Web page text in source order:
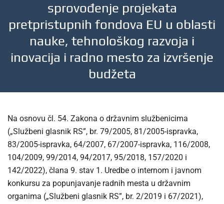
sprovođenje projekata
pretpristupnih fondova EU u oblasti
nauke, tehnološkog razvoja i
inovacija i radno mesto za izvršenje
budžeta
Na osnovu čl. 54. Zakona o državnim službenicima
(„Službeni glasnik RS”, br. 79/2005, 81/2005-ispravka,
83/2005-ispravka, 64/2007, 67/2007-ispravka, 116/2008,
104/2009, 99/2014, 94/2017, 95/2018, 157/2020 i
142/2022), člana 9. stav 1. Uredbe o internom i javnom
konkursu za popunjavanje radnih mesta u državnim
organima („Službeni glasnik RS”, br. 2/2019 i 67/2021),